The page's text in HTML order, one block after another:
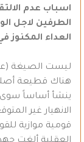
اسباب عدم
الطرفين لاجل
العداء المكنوز
ليست الصيغة
هناك قطيعة
ينشأ أساساً
الانهيار غير
قومية موازية